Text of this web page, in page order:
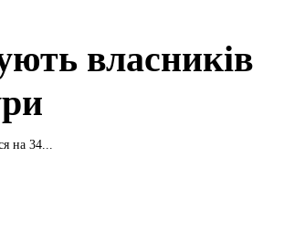
власників
на 34...